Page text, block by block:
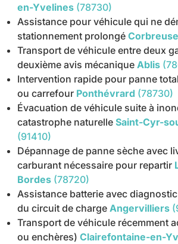
en-Yvelines (78730)
Assistance pour véhicule qui ne
stationnement prolongé Corbreuse
Transport de véhicule entre deux
deuxième avis mécanique Ablis
Intervention rapide pour panne
ou carrefour Ponthévrard (78730)
Évacuation de véhicule suite à
catastrophe naturelle Saint-Cyr-
(91410)
Dépannage de panne sèche avec
carburant nécessaire pour repartir
Bordes (78720)
Assistance batterie avec
du circuit de charge Angervilliers
Transport de véhicule récemment
ou enchères) Clairefontaine-en-